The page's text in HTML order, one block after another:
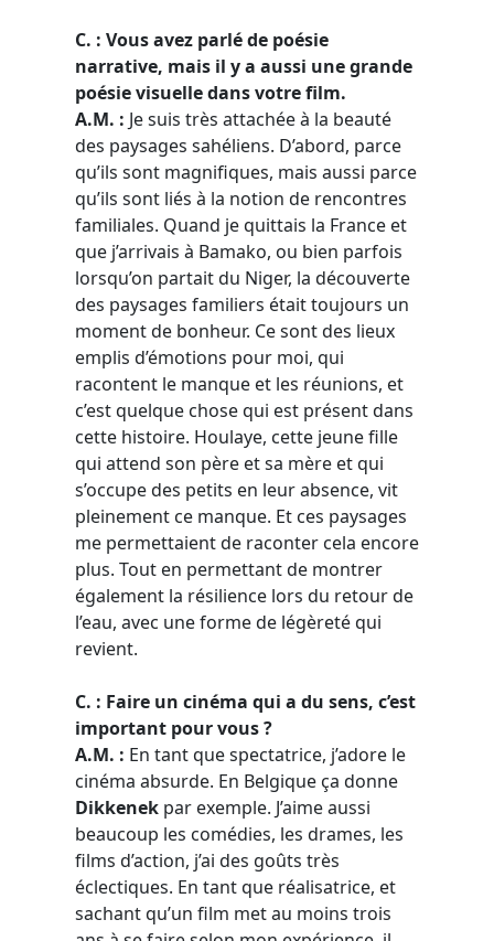
C. : Vous avez parlé de poésie
narrative, mais il y a aussi une grande
poésie visuelle dans votre film.
A.M. : Je suis très attachée à la beauté
des paysages sahéliens. D’abord, parce
qu’ils sont magnifiques, mais aussi parce
qu’ils sont liés à la notion de rencontres
familiales. Quand je quittais la France et
que j’arrivais à Bamako, ou bien parfois
lorsqu’on partait du Niger, la découverte
des paysages familiers était toujours un
moment de bonheur. Ce sont des lieux
emplis d’émotions pour moi, qui
racontent le manque et les réunions, et
c’est quelque chose qui est présent dans
cette histoire. Houlaye, cette jeune fille
qui attend son père et sa mère et qui
s’occupe des petits en leur absence, vit
pleinement ce manque. Et ces paysages
me permettaient de raconter cela encore
plus. Tout en permettant de montrer
également la résilience lors du retour de
l’eau, avec une forme de légèreté qui
revient.
C. : Faire un cinéma qui a du sens, c’est
important pour vous ?
A.M. : En tant que spectatrice, j’adore le
Dikkenek par exemple. J’aime aussi
beaucoup les comédies, les drames, les
films d’action, j’ai des goûts très
éclectiques. En tant que réalisatrice, et
sachant qu’un film met au moins trois